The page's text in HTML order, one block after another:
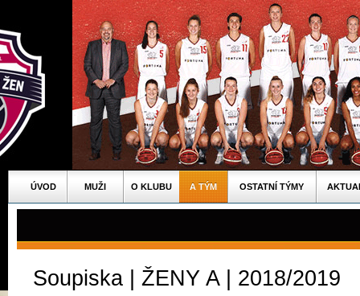
ÚVOD MUŽI O KLUBU A TÝM OSTATNÍ TÝMY
Soupiska | ŽENY A | 2018/2019